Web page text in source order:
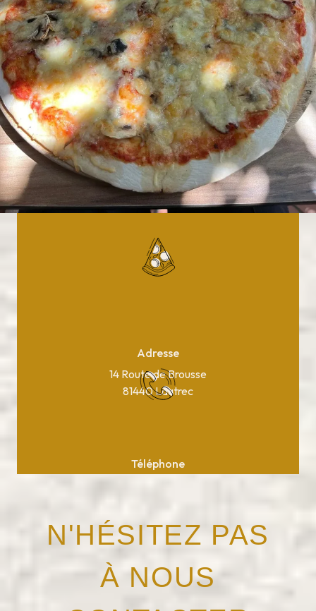
Adresse
14 Route de Brousse
81440 Lautrec
Téléphone
N'HÉSITEZ PAS
À NOUS